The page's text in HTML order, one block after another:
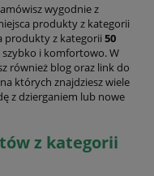
wygodnie z
produkty z kategorii
produkty z kategorii 50
i komfortowo. W
również blog oraz link do
których znajdziesz wiele
z dzierganiem lub nowe
z kategorii